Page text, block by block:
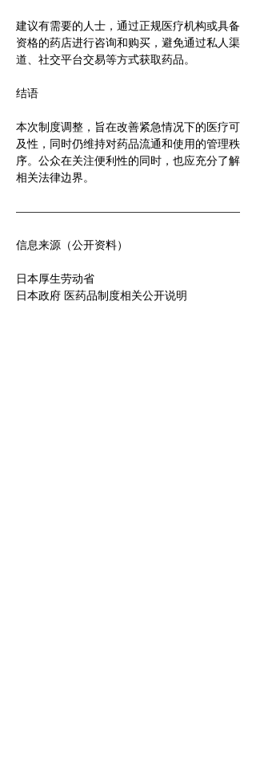
建议有需要的人士，通过正规医疗机构或具备
资格的药店进行咨询和购买，避免通过私人渠
道、社交平台交易等方式获取药品。
结语
本次制度调整，旨在改善紧急情况下的医疗可
及性，同时仍维持对药品流通和使用的管理秩
序。公众在关注便利性的同时，也应充分了解
相关法律边界。
————————————————————
信息来源（公开资料）
日本厚生劳动省
日本政府 医药品制度相关公开说明